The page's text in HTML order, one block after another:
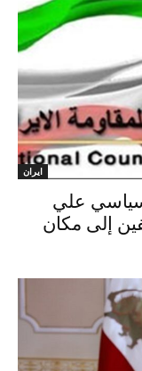
ايران
علي
سجن إيفين إلى مكان